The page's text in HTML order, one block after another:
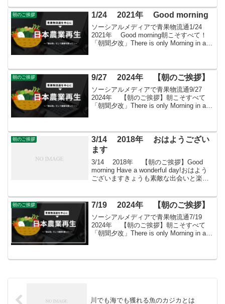
朝のご挨拶 1/24 2021年 Good morning
ソーシアルメディアで青果物流通1/24
2021年 Good morning朝こそすべて！
「朝聞夕改」There is only Morning in all
朝のご挨拶 9/27 2024年 【朝のご挨拶】
ソーシアルメディアで青果物流通9/27
2024年 【朝のご挨拶】朝こそすべて
「朝聞夕改」There is only Morning in all
朝のご挨拶
3/14 2018年 おはようござい
ます
3/14 2018年 【朝のご挨拶】Good
morning Have a wonderful day!おはよう
ございますきょうも素敵な出会いと楽し
朝のご挨拶 7/19 2024年 【朝のご挨拶】
ソーシアルメディアで青果物流通7/19
2024年 【朝のご挨拶】朝こそすべて
「朝聞夕改」There is only Morning in all
日、...
川でも海でも獲れる魚のカジカとは